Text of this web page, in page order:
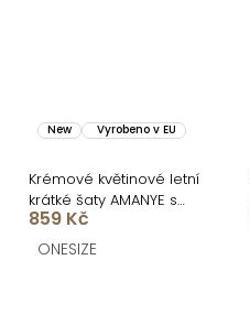
New Vyrobeno v EU
Krémové květinové letní
krátké šaty AMANYE s
kraťásky
859 Kč
ONESIZE